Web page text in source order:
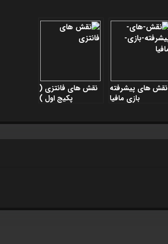
نقش های پيشرفته
بازی مافيا
نقش های فانتزی (
پکيج اول )